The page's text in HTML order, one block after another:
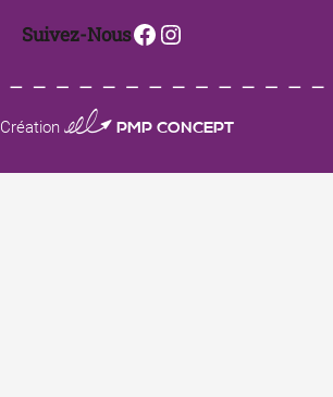
Suivez-NousFacebook
Instagram
Création 0123 PMP CONCEPT